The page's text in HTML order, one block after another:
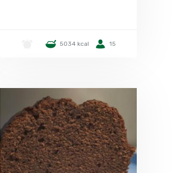
5034 kcal 15